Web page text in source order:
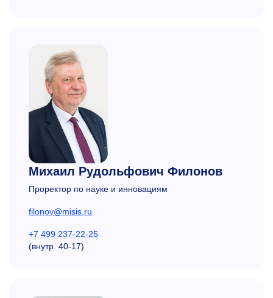
Михаил Рудольфович Филонов
Проректор по науке и инновациям
filonov@misis.ru
+7 499 237-22-25
(внутр. 40-17)